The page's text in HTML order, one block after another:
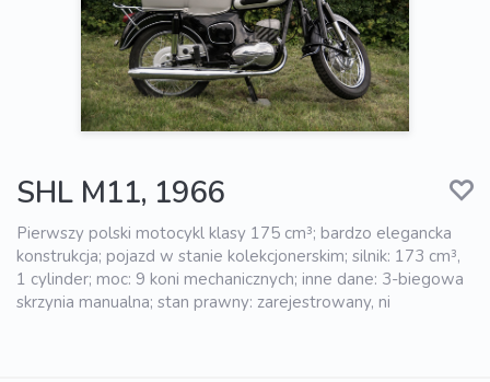
SHL M11, 1966
Pierwszy polski motocykl klasy 175 cm³; bardzo elegancka
konstrukcja; pojazd w stanie kolekcjonerskim; silnik: 173 cm³,
1 cylinder; moc: 9 koni mechanicznych; inne dane: 3-biegowa
skrzynia manualna; stan prawny: zarejestrowany, ni